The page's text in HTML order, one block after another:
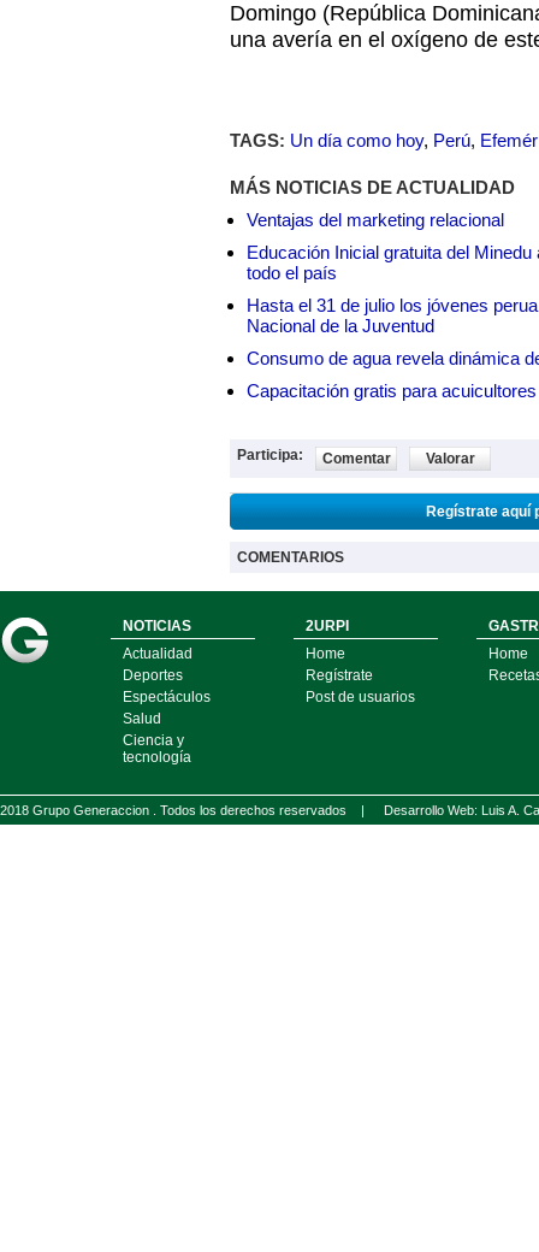
Domingo (República
una avería en el oxígeno de
TAGS: Un día como hoy, Perú,
MÁS NOTICIAS DE ACTUALIDAD
Ventajas del marketing relacional
Educación Inicial gratuita del
todo el país
Hasta el 31 de julio los jóvenes
Nacional de la Juventud
Consumo de agua revela dinámica
Capacitación gratis para
Participa: Comentar Valorar
Regístrate aquí
COMENTARIOS
NOTICIAS
Actualidad
Deportes
Espectáculos
Salud
Ciencia y
tecnología
2URPI
Home
Regístrate
Post de usuarios
Home
2018 Grupo Generaccion . Todos los derechos reservados | Desarrollo Web: Luis